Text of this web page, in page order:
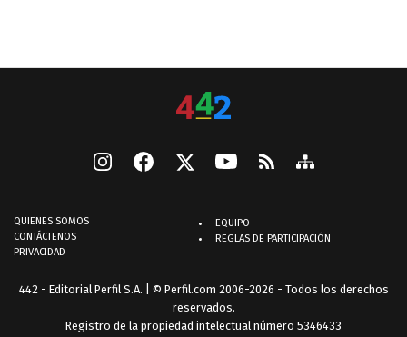
QUIENES SOMOS
CONTÁCTENOS
PRIVACIDAD
EQUIPO
REGLAS DE PARTICIPACIÓN
442 - Editorial Perfil S.A. | © Perfil.com 2006-2026 - Todos los derechos
reservados.
Registro de la propiedad intelectual número 5346433